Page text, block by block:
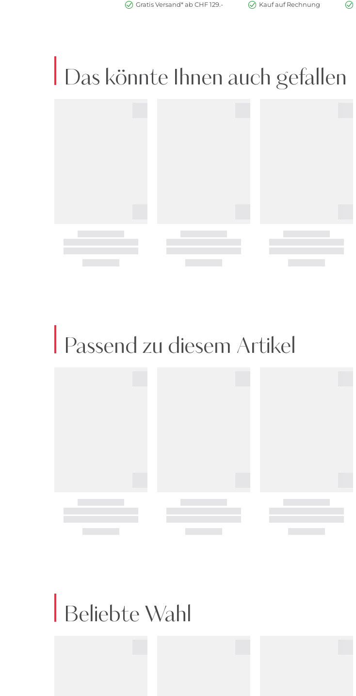
Gratis Versand* ab CHF 129.- Kauf auf Rechnung
Das könnte Ihnen auch gefallen
Passend zu diesem Artikel
Beliebte Wahl